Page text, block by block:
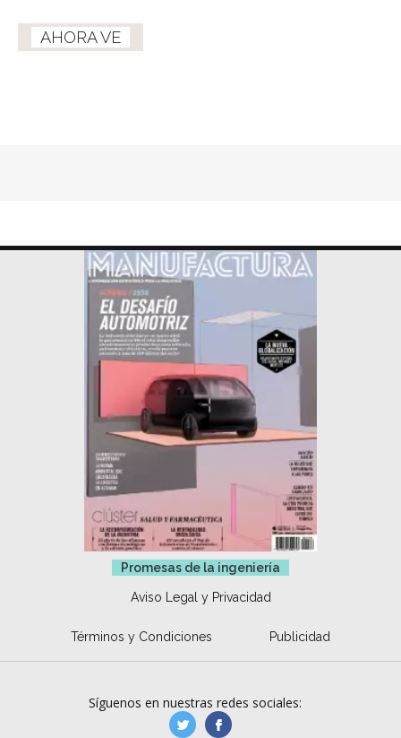
AHORA VE
Promesas de la ingeniería
Aviso Legal y Privacidad
Términos y Condiciones Publicidad
Síguenos en nuestras redes sociales:
manufacturaGE